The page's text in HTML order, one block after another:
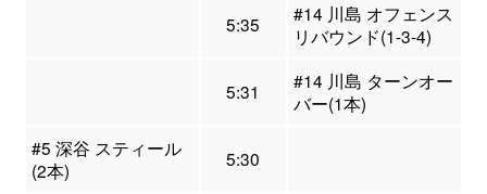
5:35
#14 川島 オフェンス
リバウンド(1-3-4)
5:31
#14 川島 ターンオー
バー(1本)
#5 深谷 スティール
(2本)
5:30